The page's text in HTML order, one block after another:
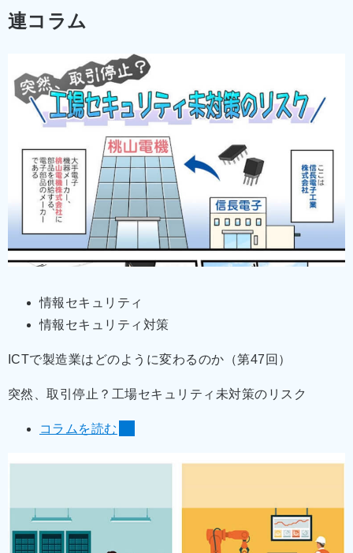
連コラム
情報セキュリティ
情報セキュリティ対策
ICTで製造業はどのように変わるのか（第47回）
突然、取引停止？工場セキュリティ未対策のリスク
コラムを読む